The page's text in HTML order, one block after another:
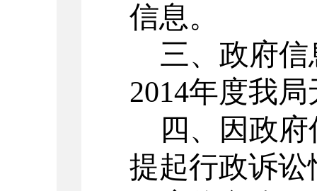
信息。
三、政府
2014年度我
四、因政
提起行政诉讼